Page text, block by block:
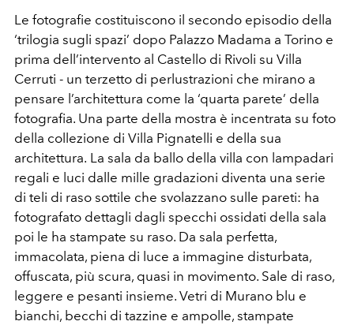
Le fotografie costituiscono il secondo episodio della
‘trilogia sugli spazi’ dopo Palazzo Madama a Torino e
prima dell’intervento al Castello di Rivoli su Villa
Cerruti - un terzetto di perlustrazioni che mirano a
pensare l’architettura come la ‘quarta parete’ della
fotografia. Una parte della mostra è incentrata su foto
della collezione di Villa Pignatelli e della sua
architettura. La sala da ballo della villa con lampadari
regali e luci dalle mille gradazioni diventa una serie
di teli di raso sottile che svolazzano sulle pareti: ha
fotografato dettagli dagli specchi ossidati della sala
poi le ha stampate su raso. Da sala perfetta,
immacolata, piena di luce a immagine disturbata,
offuscata, più scura, quasi in movimento. Sale di raso,
leggere e pesanti insieme. Vetri di Murano blu e
bianchi, becchi di tazzine e ampolle, stampate